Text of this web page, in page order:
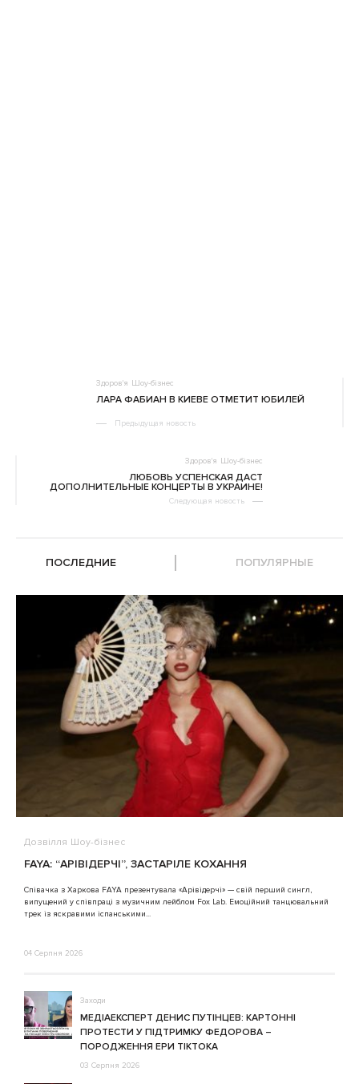
Здоров'я Шоу-бізнес
ЛАРА ФАБИАН В КИЕВЕ ОТМЕТИТ ЮБИЛЕЙ
Предыдущая новость
Здоров'я Шоу-бізнес
ЛЮБОВЬ УСПЕНСКАЯ ДАСТ
ДОПОЛНИТЕЛЬНЫЕ КОНЦЕРТЫ В УКРАИНЕ!
Следующая новость
ПОСЛЕДНИЕ ПОПУЛЯРНЫЕ
Дозвілля Шоу-бізнес
FAYA: “АРІВІДЕРЧІ”, ЗАСТАРІЛЕ КОХАННЯ
Співачка з Харкова FAYA презентувала «Арівідерчі» — свій перший сингл,
випущений у співпраці з музичним лейблом Fox Lab. Емоційний танцювальний
трек із яскравими іспанськими...
04 Серпня 2026
Заходи
МЕДІАЕКСПЕРТ ДЕНИС ПУТІНЦЕВ: КАРТОННІ
ПРОТЕСТИ У ПІДТРИМКУ ФЕДОРОВА –
ПОРОДЖЕННЯ ЕРИ ТІКТОКА
03 Серпня 2026